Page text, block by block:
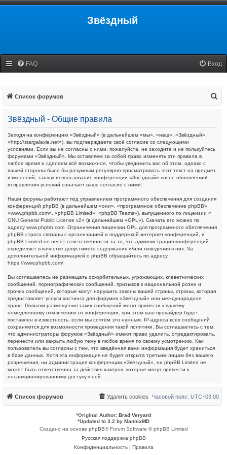
Звёздный
FAQ Вход
Список форумов
Звёздный - Общие правила
Заходя на конференцию «Звёздный» (в дальнейшем «мы», «наш», «Звёздный»,
«http://stargalaxie.net»), вы подтверждаете своё согласие со следующими
условиями. Если вы не согласны с ними, пожалуйста, не заходите и не пользуйтесь
форумами «Звёздный». Мы оставляем за собой право изменять эти правила в
любое время и сделаем всё возможное, чтобы уведомить вас об этом, однако с
вашей стороны было бы разумным регулярно просматривать этот текст на предмет
изменений, так как использование конференции «Звёздный» после обновления/
исправления условий означает ваше согласие с ними.
Наши форумы работают под управлением программного обеспечения для создания
конференций phpBB (в дальнейшем «они», «программное обеспечение phpBB»,
«www.phpbb.com», «phpBB Limited», «phpBB Teams»), выпущенного по лицензии «
GNU General Public License v2» (в дальнейшем «GPL»). Скачать его можно по
адресу www.phpbb.com . Ограничения лицензии GPL для программного обеспечения
phpBB строго связаны с организацией и поддержкой интернет-конференций, и
phpBB Limited не несёт ответственности за то, что администрация конференций
определяет в качестве допустимого содержания и/или поведения в них. За
дополнительной информацией о phpBB обращайтесь по адресу
https://www.phpbb.com/
Вы соглашаетесь не размещать оскорбительных, угрожающих, клеветнических
сообщений, порнографических сообщений, призывов к национальной розни и
прочих сообщений, которые могут нарушить законы вашей страны, страны, которая
предоставляет услуги хостинга для форумов «Звёздный» или международное
право. Попытки размещения таких сообщений могут привести к вашему
немедленному отключению от конференции, при этом ваш провайдер будет
поставлен в известность, если мы сочтём это нужным. IP-адреса всех сообщений
сохраняются для возможности проведения такой политики. Вы соглашаетесь с тем,
что администраторы форумов «Звёздный» имеют право удалить, отредактировать,
перенести или закрыть любую тему в любое время по своему усмотрению. Как
пользователь вы согласны с тем, что введённая вами информация будет храниться
в базе данных. Хотя эта информация не будет открыта третьим лицам без вашего
разрешения, ни администрация конференции «Звёздный», ни phpBB Limited не
может быть ответственна за действия хакеров, которые могут привести к
несанкционированному доступу к ней.
Список форумов Часовой пояс: UTC+03:00
Удалить cookies
*Original Author: Brad Veryard
*Updated to 3.2 by MannixMD
Создано на основе phpBB® Forum Software © phpBB Limited
Русская поддержка phpBB
Конфиденциальность| Правила